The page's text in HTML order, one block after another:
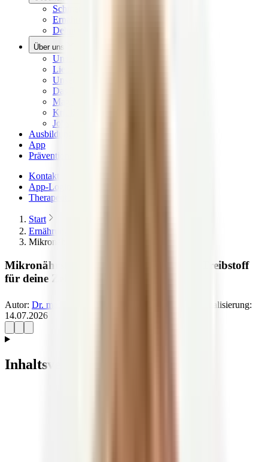
Schmerzlexikon
Ernährungslexikon
Dehnen, Rollen, Drücken
Über uns
Unsere Vision
Liebscher & Bracht Übungen
Unser Qualitätsversprechen
Das Team & die Familie
Magazin – News & Stories
Kritik & Transparenz
Jobs
Ausbildungen
App
Präventionskurse
Kontakt
App-Login
Therapeuten finden
Start
Ernährungslexikon
Mikronährstoffe
Mikronährstoffe — Lebensnotwendiger Treibstoff
für deine Zellen
Autor: Dr. med. Petra Bracht
Letzte Aktualisierung:
14.07.2026
Inhaltsverzeichnis